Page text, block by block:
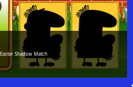
Easter Shadow Match